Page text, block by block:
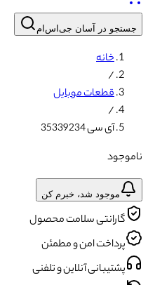
جستجو در آسان جی‌اس‌ام
خانه
/
قطعات موبایل
/
آی سی 35339234
ناموجود
موجود شد، خبرم کن
گارانتی سلامت محصول
پرداخت امن و مطمئن
پشتیبانی آنلاین و تلفنی